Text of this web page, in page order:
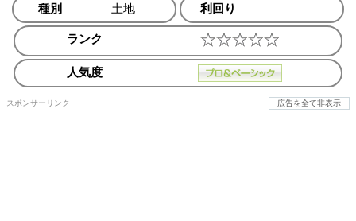
種別 土地 利回り
ランク
人気度
スポンサーリンク 広告を全て非表示